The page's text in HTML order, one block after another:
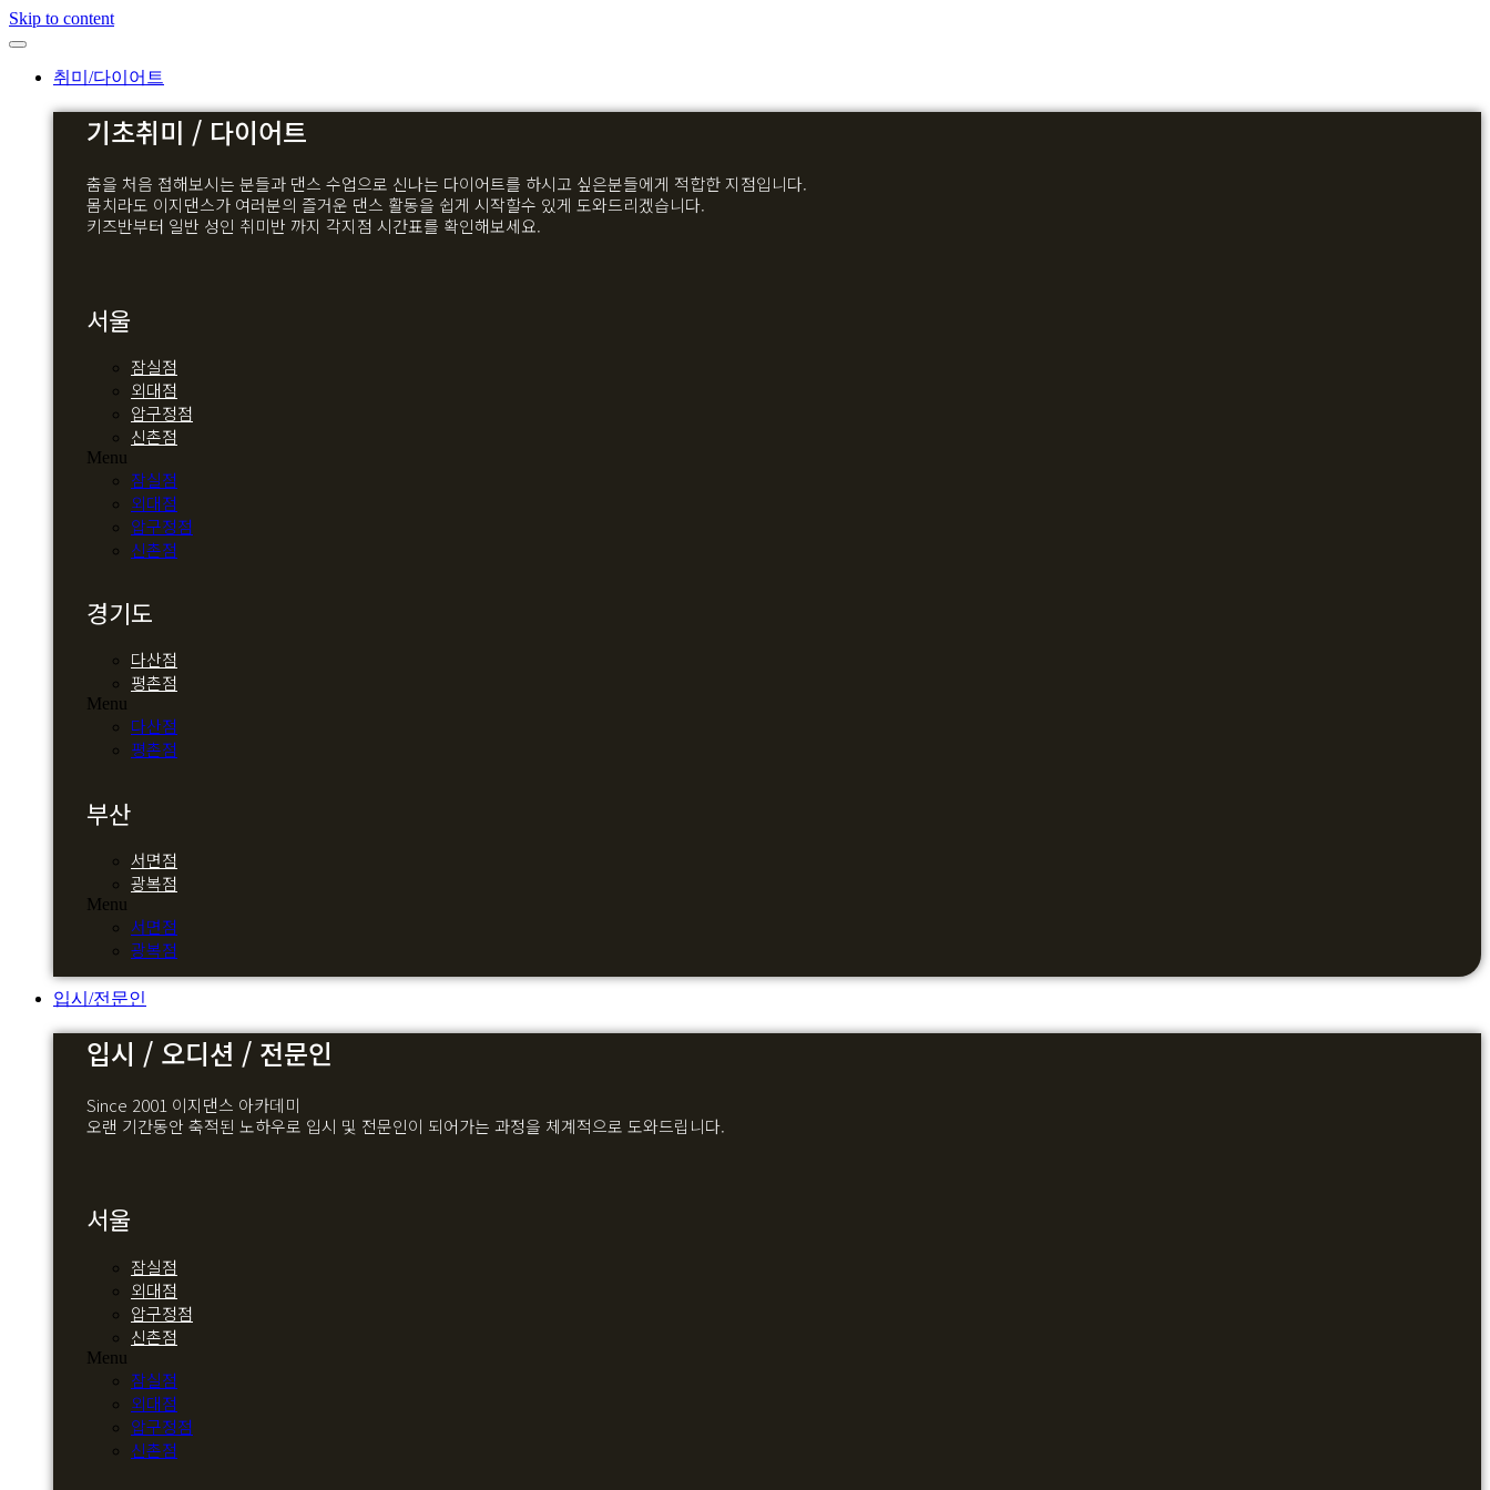
Skip to content
취미/다이어트
기초취미 / 다이어트
춤을 처음 접해보시는 분들과 댄스 수업으로 신나는 다이어트를 하시고 싶은분들에게 적합한 지점입니다.
몸치라도 이지댄스가 여러분의 즐거운 댄스 활동을 쉽게 시작할수 있게 도와드리겠습니다.
키즈반부터 일반 성인 취미반 까지 각지점 시간표를 확인해보세요.
서울
잠실점
외대점
압구정점
신촌점
Menu
잠실점
외대점
압구정점
신촌점
경기도
다산점
평촌점
Menu
다산점
평촌점
부산
서면점
광복점
Menu
서면점
광복점
입시/전문인
입시 / 오디션 / 전문인
Since 2001 이지댄스 아카데미
오랜 기간동안 축적된 노하우로 입시 및 전문인이 되어가는 과정을 체계적으로 도와드립니다.
서울
잠실점
외대점
압구정점
신촌점
Menu
잠실점
외대점
압구정점
신촌점